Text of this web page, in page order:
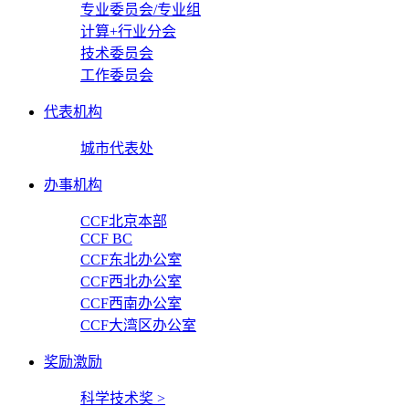
专业委员会/专业组
计算+行业分会
技术委员会
工作委员会
代表机构
城市代表处
办事机构
CCF北京本部
CCF BC
CCF东北办公室
CCF西北办公室
CCF西南办公室
CCF大湾区办公室
奖励激励
科学技术奖 >